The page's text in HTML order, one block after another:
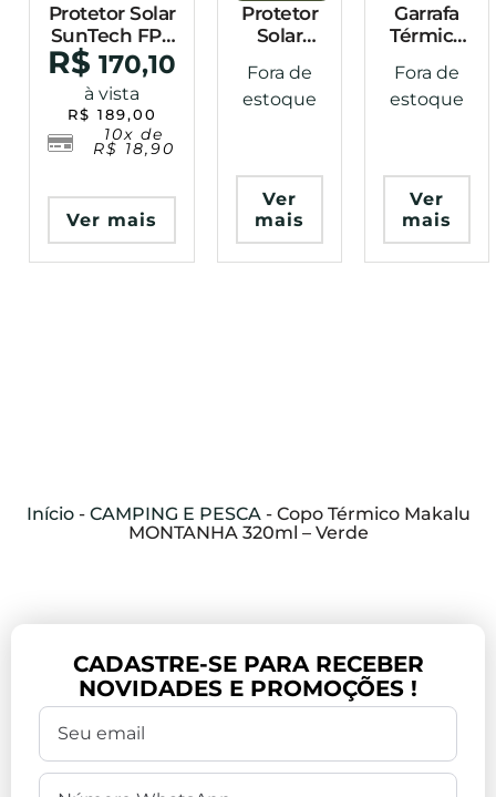
Protetor Solar
SunTech FPS
50 – 180g
R$ 170,10
à vista
R$ 189,00
10x de
R$ 18,90
Ver mais
Protetor
Solar
FPS 50 –
75g
Fora de
estoque
Ver
mais
Garrafa
Térmica
SONIC
2.0 Verde
Fora de
estoque
Ver
mais
Início- CAMPING E PESCA- Copo Térmico Makalu
MONTANHA 320ml – Verde
CADASTRE-SE PARA RECEBER
NOVIDADES E PROMOÇÕES !